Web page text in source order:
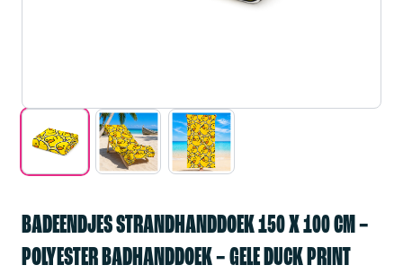
BADEENDJES STRANDHANDDOEK 150 X 100 CM –
POLYESTER BADHANDDOEK – GELE DUCK PRINT